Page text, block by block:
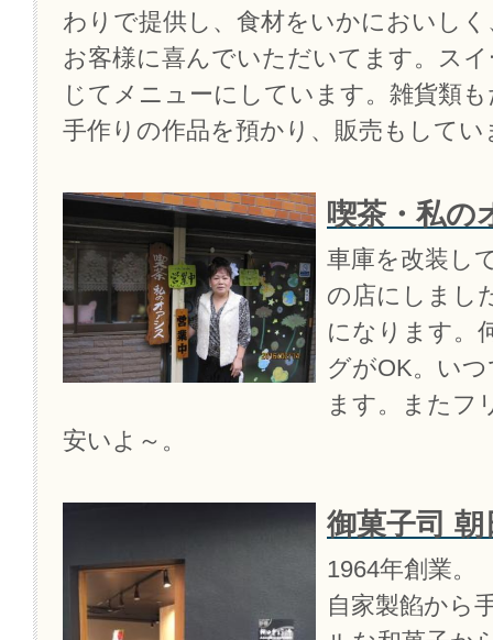
わりで提供し、食材をいかにおいし
お客様に喜んでいただいてます。ス
じてメニューにしています。雑貨類
手作りの作品を預かり、販売もしてい
喫茶・私の
車庫を改装し
の店にしまし
になります。
グがOK。い
ます。またフ
安いよ～。
御菓子司
1964年創業。
自家製餡から